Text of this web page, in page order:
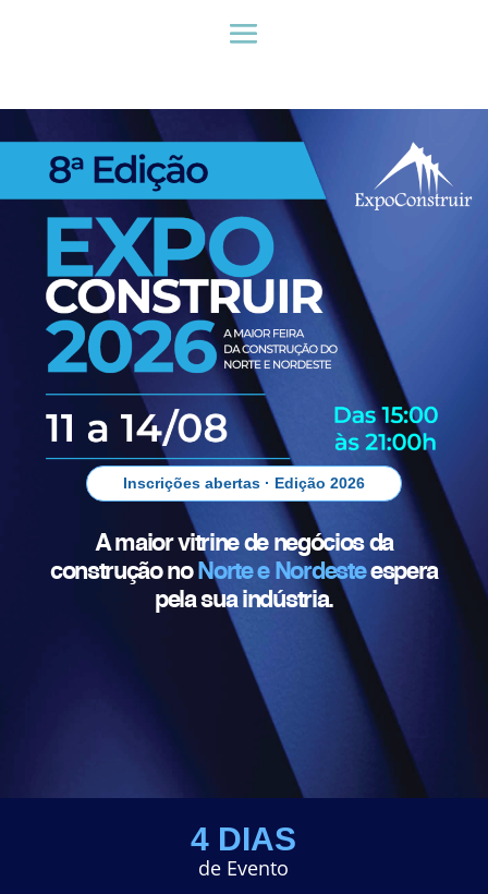
Inscrições abertas · Edição 2026
A maior vitrine de negócios da
construção noNorte e Nordesteespera
pela sua indústria.
4 DIAS
de Evento